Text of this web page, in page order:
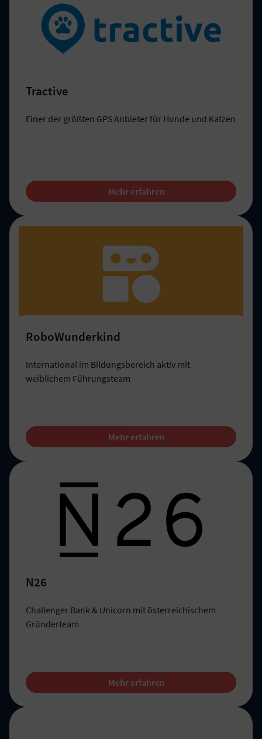
Tractive
Einer der größten GPS Anbieter für Hunde und Katzen
Mehr erfahren
RoboWunderkind
International im Bildungsbereich aktiv mit
weiblichem Führungsteam
Mehr erfahren
N26
Challenger Bank & Unicorn mit österreichischem
Gründerteam
Mehr erfahren